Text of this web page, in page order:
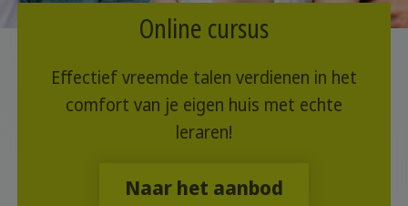
Online cursus
Effectief vreemde talen verdienen in het
comfort van je eigen huis met echte
leraren!
Naar het aanbod